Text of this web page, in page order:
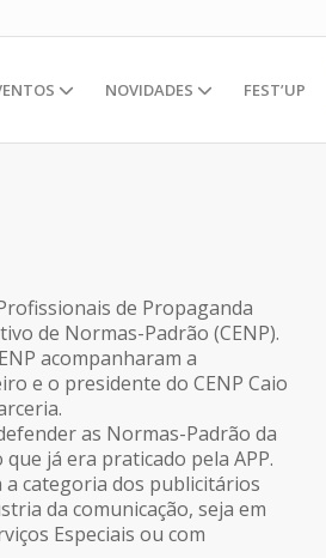
NOVIDADES FEST’UP
de Propaganda
de Normas-Padrão (CENP).
acompanharam a
e o presidente do CENP Caio
as Normas-Padrão da
já era praticado pela APP.
categoria dos publicitários
da comunicação, seja em
Especiais ou com